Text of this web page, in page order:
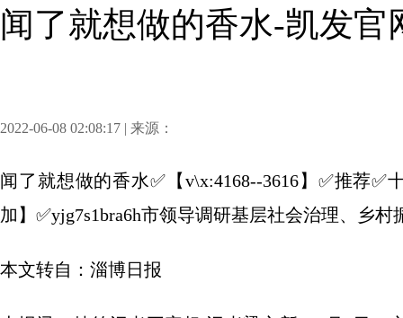
闻了就想做的香水-凯发官
2022-06-08 02:08:17 | 来源：
闻了就想做的香水✅【v\x:4168--3616】✅推荐
加】✅yjg7s1bra6h市领导调研基层社会治理、乡
本文转自：淄博日报